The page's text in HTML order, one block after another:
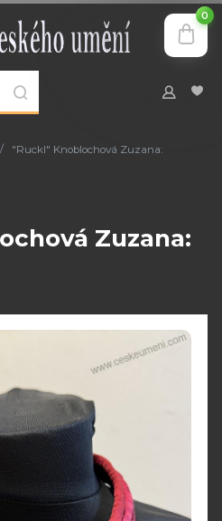
0
"Ruckl" Knoblochová Zuzana:
Zuzana: